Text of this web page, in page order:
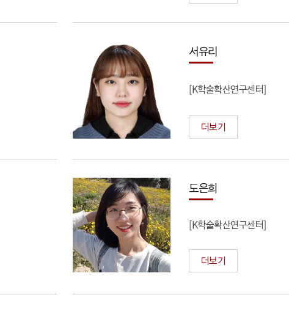
서유리
[K학술확산연구센터]
더보기
도은희
[K학술확산연구센터]
더보기